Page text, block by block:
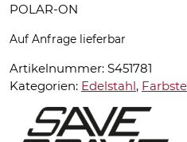
POLAR-ON
Auf Anfrage lieferbar
Artikelnummer: S451781
Kategorien: Edelstahl,